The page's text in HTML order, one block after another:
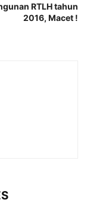
RTLH tahun
2016, Macet !